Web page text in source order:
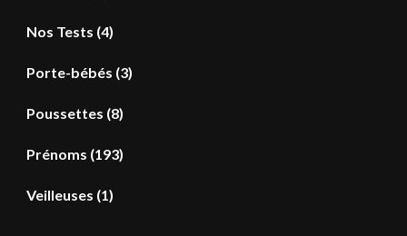
Nos Tests (4)
Porte-bébés (3)
Poussettes (8)
Prénoms (193)
Veilleuses (1)